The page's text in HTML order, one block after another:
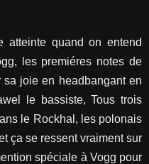
atteinte quand on entend
les premiéres notes de
joie en headbangant en
le bassiste, Tous trois
le Rockhal, les polonais
ça se ressent vraiment sur
spéciale à Vogg pour